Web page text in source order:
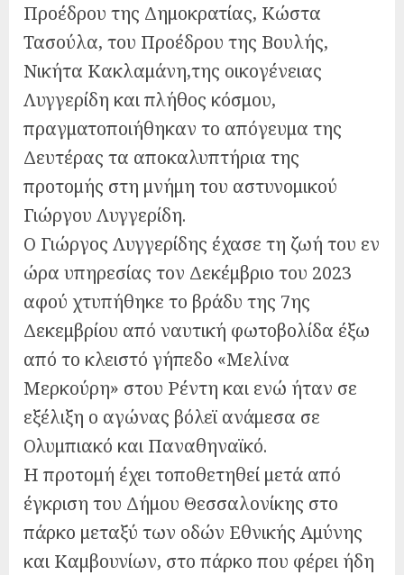
Προέδρου της Δημοκρατίας, Κώστα
Τασούλα, του Προέδρου της Βουλής,
Νικήτα Κακλαμάνη,της οικογένειας
Λυγγερίδη και πλήθος κόσμου,
πραγματοποιήθηκαν το απόγευμα της
Δευτέρας τα αποκαλυπτήρια της
προτομής στη μνήμη του αστυνομικού
Γιώργου Λυγγερίδη.
Ο Γιώργος Λυγγερίδης έχασε τη ζωή του εν
ώρα υπηρεσίας τον Δεκέμβριο του 2023
αφού χτυπήθηκε το βράδυ της 7ης
Δεκεμβρίου από ναυτική φωτοβολίδα έξω
από το κλειστό γήπεδο «Μελίνα
Μερκούρη» στου Ρέντη και ενώ ήταν σε
εξέλιξη ο αγώνας βόλεϊ ανάμεσα σε
Ολυμπιακό και Παναθηναϊκό.
Η προτομή έχει τοποθετηθεί μετά από
έγκριση του Δήμου Θεσσαλονίκης στο
πάρκο μεταξύ των οδών Εθνικής Αμύνης
και Καμβουνίων, στο πάρκο που φέρει ήδη